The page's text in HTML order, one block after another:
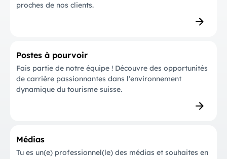
proches de nos clients.
Postes à pourvoir
Fais partie de notre équipe ! Découvre des opportunités
de carrière passionnantes dans l'environnement
dynamique du tourisme suisse.
Médias
Tu es un(e) professionnel(le) des médias et souhaites en